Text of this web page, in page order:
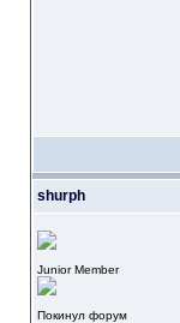
shurph
Junior Member
Покинул форум